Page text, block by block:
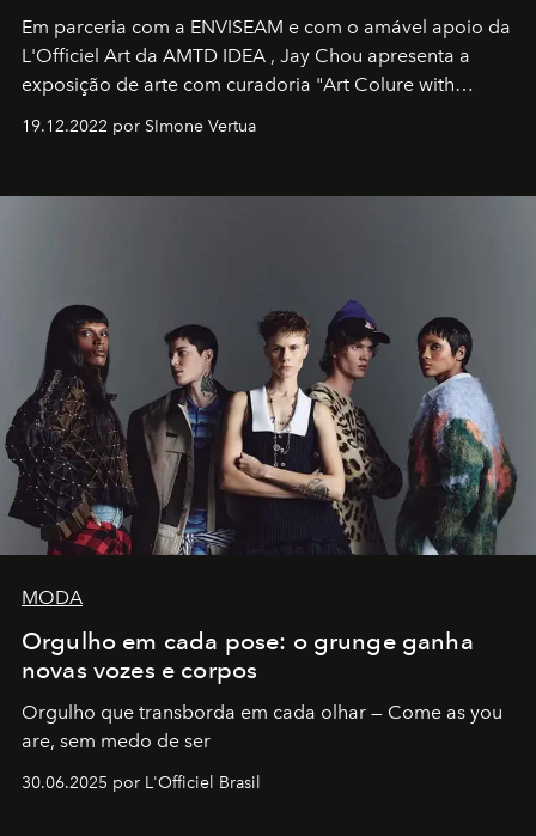
Em parceria com a ENVISEAM e com o amável apoio da
L'Officiel Art da AMTD IDEA , Jay Chou apresenta a
exposição de arte com curadoria "Art Colure with
19.12.2022 por SImone Vertua
MODA
Orgulho em cada pose: o grunge ganha
novas vozes e corpos
Orgulho que transborda em cada olhar — Come as you
are, sem medo de ser
30.06.2025 por L'Officiel Brasil